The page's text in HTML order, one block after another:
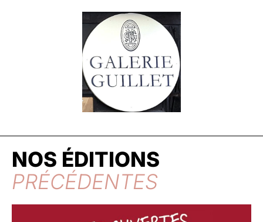
NOS ÉDITIONS
PRÉCÉDENTES